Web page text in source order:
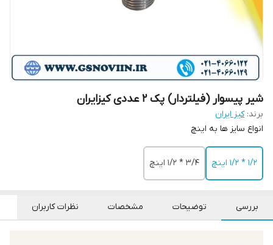
شیر پیسوار (فیلتردار) پک ۲ عددی کیزایران
برند: کیز ایران
انواع سایز ها به اینچ
1/2 * 1/2 اینچ 3/4 * 1/2 اینچ
بررسی توضیحات مشخصات نظرات کاربران